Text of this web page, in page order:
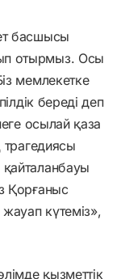
басшысы
отырмыз. Осы
мемлекетке
береді деп
осылай қаза
трагедиясы
Қорғаныс
күтеміз»,
қызметтік